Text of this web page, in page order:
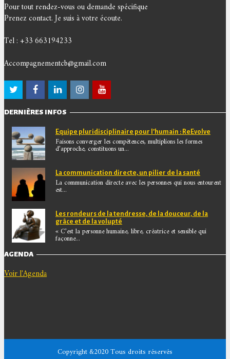
Pour tout rendez-vous ou demande spécifique
Prenez contact. Je suis à votre écoute.
Tel : +33 663194233
Accompagnementcb@gmail.com
DERNIÈRES INFOS
Equipe pluridisciplinaire pour l’humain : ReEvolve
Faisons converger les compétences, multiplions les formes
d’approche, constituons un...
La communication directe, un pilier de la santé
La communication directe avec les personnes qui nous entourent
est...
Les rondeurs de la tendresse, de la douceur, de la
grâce et de la volupté
« C’est la personne humaine, libre, créatrice et sensible qui
façonne...
AGENDA
Voir l'Agenda
Copyright &2020 Tous droits réservés